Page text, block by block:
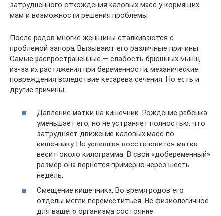
затрудненного отхождения каловых масс у кормящих
мам и возможности решения проблемы.
После родов многие женщины сталкиваются с
проблемой запора. Вызывают его различные причины.
Самые распространенные — слабость брюшных мышц
из-за их растяжения при беременности, механические
повреждения вследствие кесарева сечения. Но есть и
другие причины.
Давление матки на кишечник. Рождение ребенка
уменьшает его, но не устраняет полностью, что
затрудняет движение каловых масс по
кишечнику. Не успевшая восстановится матка
весит около килограмма. В свой «добеременный»
размер она вернется примерно через шесть
недель.
Смещение кишечника. Во время родов его
отделы могли переместиться. Не физиологичное
для вашего организма состояние